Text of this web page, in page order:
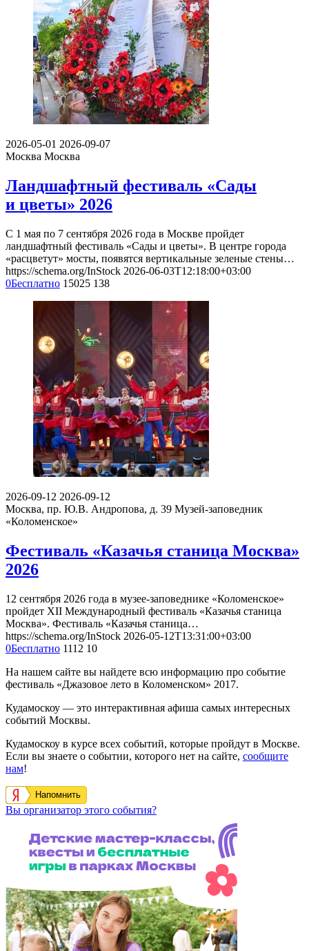
2026-05-01 2026-09-07
Москва Москва
Ландшафтный фестиваль «Сады
и цветы» 2026
С 1 мая по 7 сентября 2026 года в Москве пройдет
ландшафтный фестиваль «Сады и цветы». В центре города
«расцветут» мосты, появятся вертикальные зеленые стены…
https://schema.org/InStock 2026-06-03T12:18:00+03:00
0Бесплатно 15025 138
2026-09-12 2026-09-12
Москва, пр. Ю.В. Андропова, д. 39 Музей-заповедник
«Коломенское»
Фестиваль «Казачья станица Москва»
2026
12 сентября 2026 года в музее-заповеднике «Коломенское»
пройдет XII Международный фестиваль «Казачья станица
Москва». Фестиваль «Казачья станица…
https://schema.org/InStock 2026-05-12T13:31:00+03:00
0Бесплатно 1112 10
На нашем сайте вы найдете всю информацию про событие
фестиваль «Джазовое лето в Коломенском» 2017.
Кудамоскоу — это интерактивная афиша самых интересных
событий Москвы.
Кудамоскоу в курсе всех событий, которые пройдут в Москве.
Если вы знаете о событии, которого нет на сайте, сообщите
нам!
Напомнить
Вы организатор этого события?